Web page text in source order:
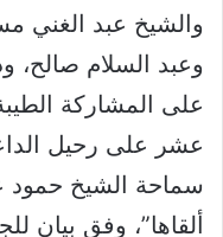
والشيخ عبد الغني
وعبد السلام صالح،
على المشاركة
عشر على رحيل
سماحة الشيخ حمود
ألقاها”، وفق بيان